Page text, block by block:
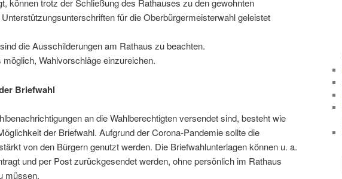
können trotz der Schließung des Rathauses zu den gewohnten
für die Oberbürgermeisterwahl geleistet
die Ausschilderungen am Rathaus zu beachten.
möglich, Wahlvorschläge einzureichen.
Briefwahl
an die Wahlberechtigten versendet sind, besteht wie
der Briefwahl. Aufgrund der Corona-Pandemie sollte die
von den Bürgern genutzt werden. Die Briefwahlunterlagen können u. a.
und per Post zurück­ge­sendet werden, ohne persön­lich im Rathaus
müssen.